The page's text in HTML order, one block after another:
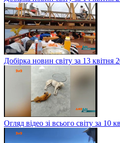
Добірка новин світу за 13 квітня
Огляд відео зі всього світу за 10